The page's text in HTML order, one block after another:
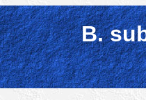
B.